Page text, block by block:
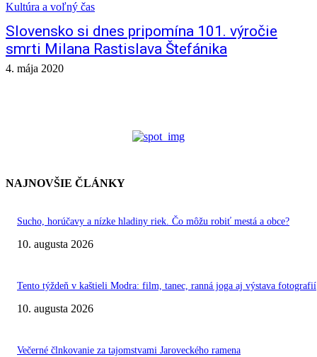
Kultúra a voľný čas
Slovensko si dnes pripomína 101. výročie
smrti Milana Rastislava Štefánika
4. mája 2020
NAJNOVŠIE ČLÁNKY
Sucho, horúčavy a nízke hladiny riek. Čo môžu robiť mestá a obce?
10. augusta 2026
Tento týždeň v kaštieli Modra: film, tanec, ranná joga aj výstava fotografií
10. augusta 2026
Večerné člnkovanie za tajomstvami Jaroveckého ramena